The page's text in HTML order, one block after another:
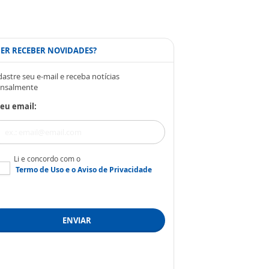
RECEBER NOVIDADES?
seu e-mail e receba notícias
email:
Li e concordo com o
Termo de Usoe oAviso de Privacidade
ENVIAR